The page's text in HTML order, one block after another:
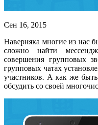
Сен 16, 2015
Наверняка многие из нас
сложно найти
совершения групповых
групповых чатах
участников. А как же
обсудить со своей